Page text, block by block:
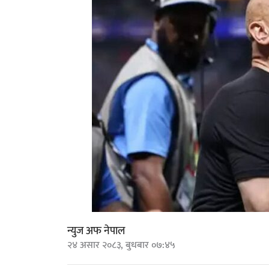
न्युज अफ नेपाल
२४ असार २०८३, बुधबार ०७:४५